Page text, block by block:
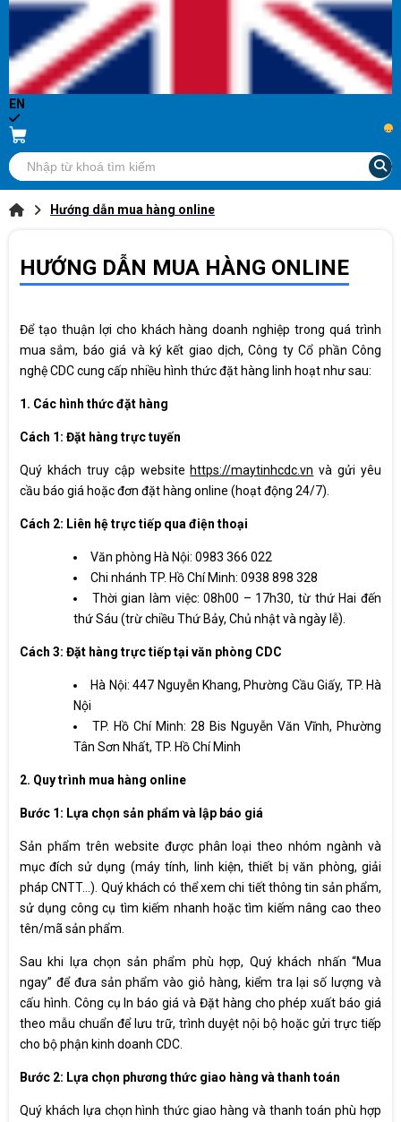
EN
...
Hướng dẫn mua hàng online
HƯỚNG DẪN MUA HÀNG ONLINE
Để tạo thuận lợi cho khách hàng doanh nghiệp trong quá trình
mua sắm, báo giá và ký kết giao dịch, Công ty Cổ phần Công
nghệ CDC cung cấp nhiều hình thức đặt hàng linh hoạt như sau:
1. Các hình thức đặt hàng
Cách 1: Đặt hàng trực tuyến
Quý khách truy cập website https://maytinhcdc.vn và gửi yêu
cầu báo giá hoặc đơn đặt hàng online (hoạt động 24/7).
Cách 2: Liên hệ trực tiếp qua điện thoại
Văn phòng Hà Nội: 0983 366 022
Chi nhánh TP. Hồ Chí Minh: 0938 898 328
Thời gian làm việc: 08h00 – 17h30, từ thứ Hai đến
thứ Sáu (trừ chiều Thứ Bảy, Chủ nhật và ngày lễ).
Cách 3: Đặt hàng trực tiếp tại văn phòng CDC
Hà Nội: 447 Nguyễn Khang, Phường Cầu Giấy, TP. Hà
Nội
TP. Hồ Chí Minh: 28 Bis Nguyễn Văn Vĩnh, Phường
Tân Sơn Nhất, TP. Hồ Chí Minh
2. Quy trình mua hàng online
Bước 1: Lựa chọn sản phẩm và lập báo giá
Sản phẩm trên website được phân loại theo nhóm ngành và
mục đích sử dụng (máy tính, linh kiện, thiết bị văn phòng, giải
pháp CNTT…). Quý khách có thể xem chi tiết thông tin sản phẩm,
sử dụng công cụ tìm kiếm nhanh hoặc tìm kiếm nâng cao theo
tên/mã sản phẩm.
Sau khi lựa chọn sản phẩm phù hợp, Quý khách nhấn “Mua
ngay” để đưa sản phẩm vào giỏ hàng, kiểm tra lại số lượng và
cấu hình. Công cụ In báo giá và Đặt hàng cho phép xuất báo giá
theo mẫu chuẩn để lưu trữ, trình duyệt nội bộ hoặc gửi trực tiếp
cho bộ phận kinh doanh CDC.
Bước 2: Lựa chọn phương thức giao hàng và thanh toán
Quý khách lựa chọn hình thức giao hàng và thanh toán phù hợp